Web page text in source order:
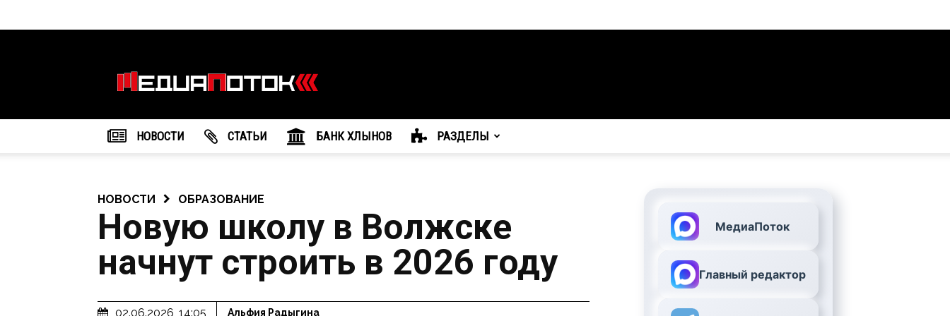
агентство
"МедиаПоток"
НОВОСТИ CТАТЬИ БАНК ХЛЫНОВ РАЗДЕЛЫ
НОВОСТИ ОБРАЗОВАНИЕ
Новую школу в Волжске
начнут строить в 2026 году
02.06.2026, 14:05 Альфия Радыгина
МедиаПоток
Главный редактор